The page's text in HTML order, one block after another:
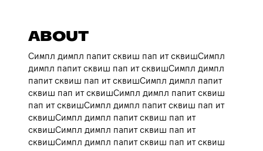
ABOUT
Симпл димпл папит сквиш пап ит сквишСимпл
димпл папит сквиш пап ит сквишСимпл димпл
папит сквиш пап ит сквишСимпл димпл папит
сквиш пап ит сквишСимпл димпл папит сквиш
пап ит сквишСимпл димпл папит сквиш пап ит
сквишСимпл димпл папит сквиш пап ит
сквишСимпл димпл папит сквиш пап ит
сквишСимпл димпл папит сквиш пап ит сквиш